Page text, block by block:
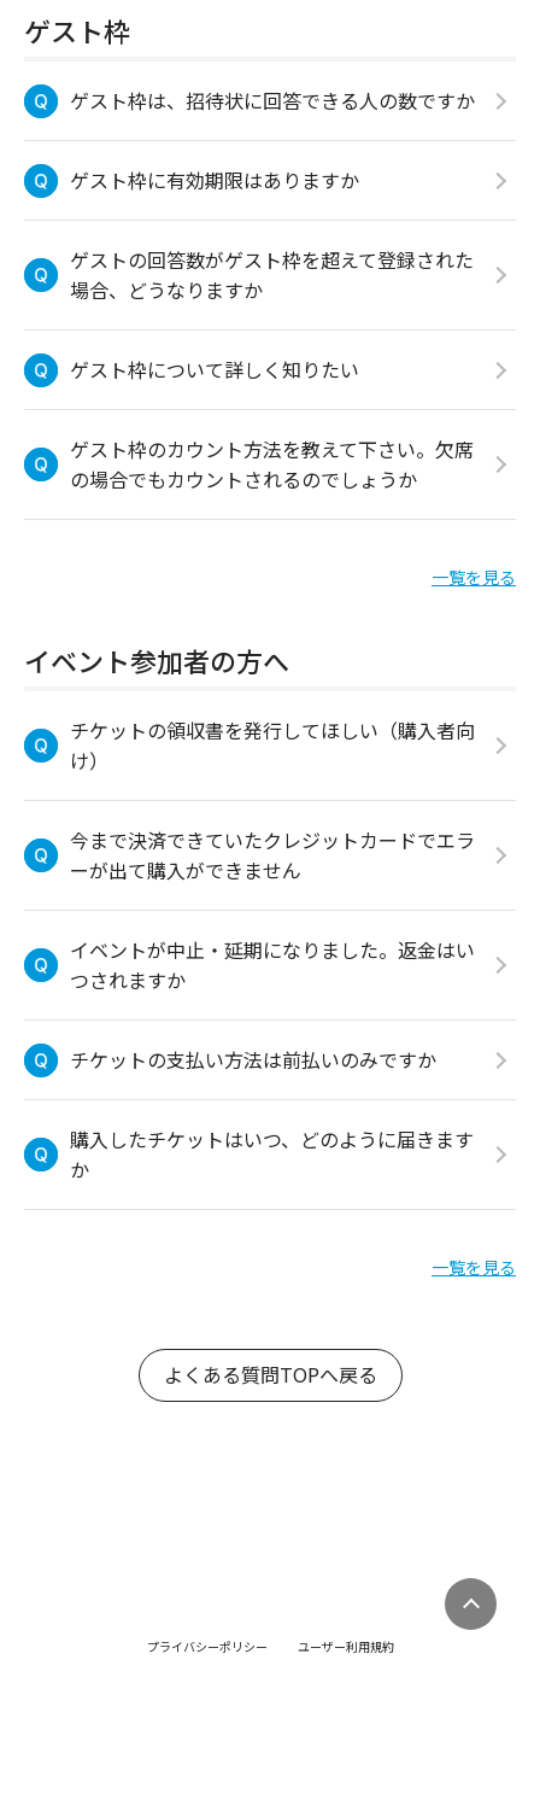
ゲスト枠
ゲスト枠は、招待状に回答できる人の数ですか
ゲスト枠に有効期限はありますか
ゲストの回答数がゲスト枠を超えて登録された
場合、どうなりますか
ゲスト枠について詳しく知りたい
ゲスト枠のカウント方法を教えて下さい。欠席
の場合でもカウントされるのでしょうか
一覧を見る
イベント参加者の方へ
チケットの領収書を発行してほしい（購入者向
け）
今まで決済できていたクレジットカードでエラ
ーが出て購入ができません
イベントが中止・延期になりました。返金はい
つされますか
チケットの支払い方法は前払いのみですか
購入したチケットはいつ、どのように届きます
か
一覧を見る
よくある質問TOPへ戻る
プライバシーポリシー
ユーザー利用規約